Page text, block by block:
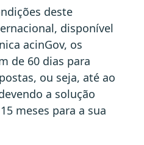
deste
disponível
acinGov, os
de 60 dias para
ou seja, até ao
a solução
meses para a sua